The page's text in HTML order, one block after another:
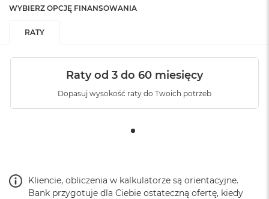
WYBIERZ OPCJĘ FINANSOWANIA
RATY
Raty od 3 do 60 miesięcy
Dopasuj wysokość raty do Twoich potrzeb
Kliencie, obliczenia w kalkulatorze są orientacyjne.
Bank przygotuje dla Ciebie ostateczną ofertę, kiedy